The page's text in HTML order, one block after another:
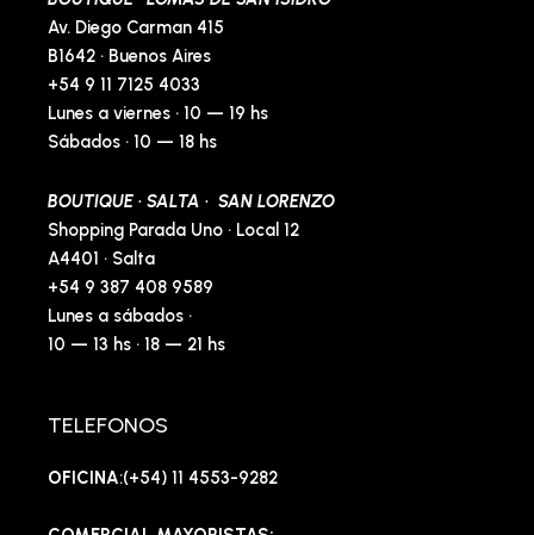
Av. Diego Carman 415
B1642 · Buenos Aires
+54 9 11 7125 4033
Lunes a viernes · 10 — 19 hs
Sábados · 10 — 18 hs
BOUTIQUE · SALTA · SAN LORENZO
Shopping Parada Uno · Local 12
A4401 · Salta
+54 9 387 408 9589
Lunes a sábados ·
10 — 13 hs · 18 — 21 hs
TELEFONOS
OFICINA:(+54) 11 4553-9282